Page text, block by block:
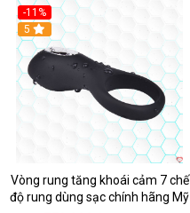
-11%
5
Vòng rung tăng khoái cảm 7 chế
độ rung dùng sạc chính hãng Mỹ